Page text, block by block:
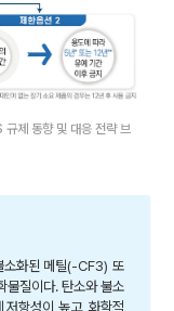
제 동향 및 대응 전략 브
소화된 메틸(-CF3) 또
질이다. 탄소와 불소
저항성이 높고, 화학적